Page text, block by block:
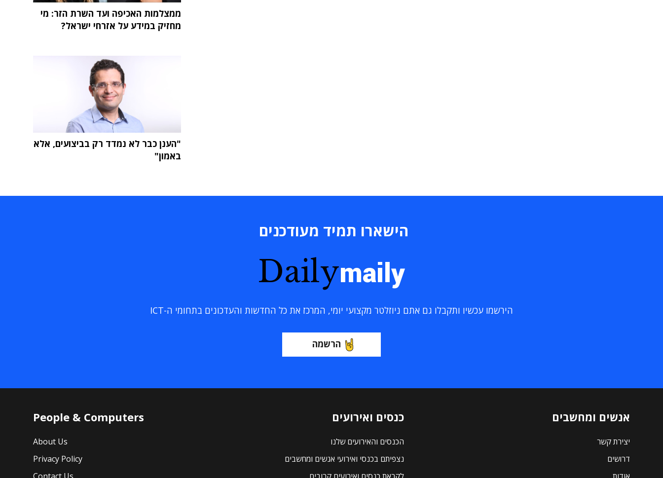
ממצלמות האכיפה ועד השרת הזר: מי
מחזיק במידע על אזרחי ישראל?
"הענן כבר לא נמדד רק בביצועים, אלא
באמון"
הישארו תמיד מעודכנים
Dailymaily
הירשמו עכשיו ותקבלו גם אתם ניוזלטר מקצועי יומי, המרכז את כל החדשות והעדכונים בתחומי ה-ICT
הרשמה
אנשים ומחשבים
יצירת קשר
דרושים
כנסים ואירועים
הכנסים והאירועים שלנו
נצפיתם בכנסי ואירועי אנשים ומחשבים
People & Computers
About Us
Privacy Policy